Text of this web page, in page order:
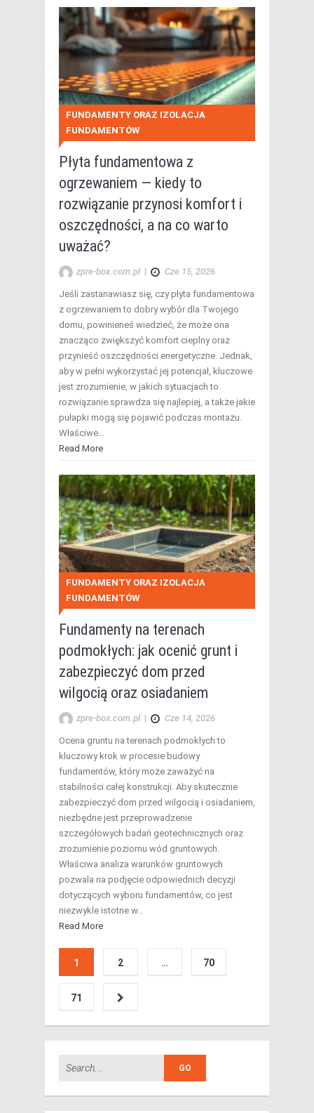
FUNDAMENTY ORAZ IZOLACJA
FUNDAMENTÓW
Płyta fundamentowa z
ogrzewaniem — kiedy to
rozwiązanie przynosi komfort i
oszczędności, a na co warto
uważać?
zpre-box.com.pl | Cze 15, 2026
Jeśli zastanawiasz się, czy płyta fundamentowa
z ogrzewaniem to dobry wybór dla Twojego
domu, powinieneś wiedzieć, że może ona
znacząco zwiększyć komfort cieplny oraz
przynieść oszczędności energetyczne. Jednak,
aby w pełni wykorzystać jej potencjał, kluczowe
jest zrozumienie, w jakich sytuacjach to
rozwiązanie sprawdza się najlepiej, a także jakie
pułapki mogą się pojawić podczas montażu.
Właściwe…
Read More
FUNDAMENTY ORAZ IZOLACJA
FUNDAMENTÓW
Fundamenty na terenach
podmokłych: jak ocenić grunt i
zabezpieczyć dom przed
wilgocią oraz osiadaniem
zpre-box.com.pl | Cze 14, 2026
Ocena gruntu na terenach podmokłych to
kluczowy krok w procesie budowy
fundamentów, który może zaważyć na
stabilności całej konstrukcji. Aby skutecznie
zabezpieczyć dom przed wilgocią i osiadaniem,
niezbędne jest przeprowadzenie
szczegółowych badań geotechnicznych oraz
zrozumienie poziomu wód gruntowych.
Właściwa analiza warunków gruntowych
pozwala na podjęcie odpowiednich decyzji
dotyczących wyboru fundamentów, co jest
niezwykle istotne w…
Read More
1 2 … 70
71